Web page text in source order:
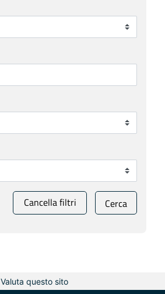
Cancella filtri Cerca
Valuta questo sito